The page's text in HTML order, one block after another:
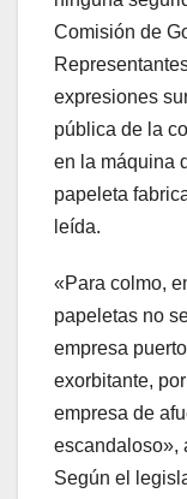
Comisión de
expresiones
pública de la
en la máquina
papeleta
leída.
«Para colmo,
papeletas no
empresa
exorbitante,
empresa de
escandaloso»,
Según el